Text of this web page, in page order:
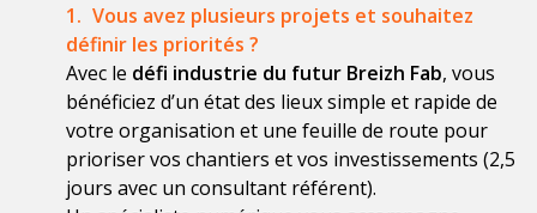
Vous avez plusieurs projets et souhaitez
définir les priorités ?
Avec le défi industrie du futur Breizh Fab, vous
bénéficiez d’un état des lieux simple et rapide de
votre organisation et une feuille de route pour
prioriser vos chantiers et vos investissements (2,5
jours avec un consultant référent).